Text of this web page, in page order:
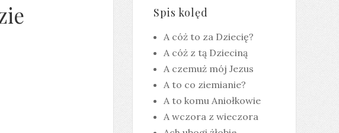
Spis kolęd
A cóż to za Dziecię?
A cóż z tą Dzieciną
A czemuż mój Jezus
A to co ziemianie?
A to komu Aniołkowie
A wczora z wieczora